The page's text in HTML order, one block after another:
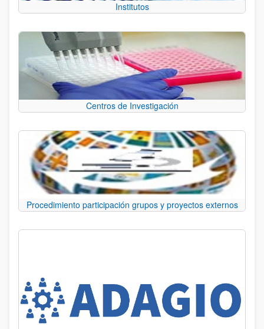
Institutos
Centros de Investigación
Procedimiento participación grupos y proyectos externos